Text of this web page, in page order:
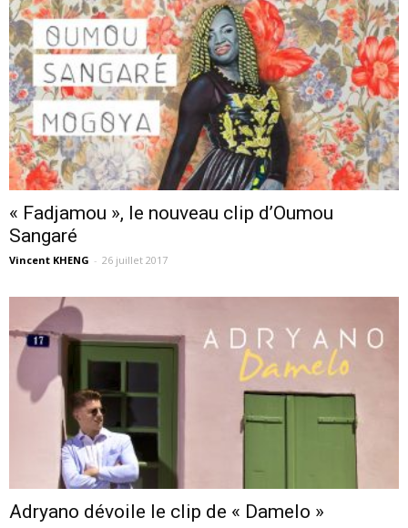
« Fadjamou », le nouveau clip d’Oumou
Sangaré
Vincent KHENG - 26 juillet 2017
Adryano dévoile le clip de « Damelo »